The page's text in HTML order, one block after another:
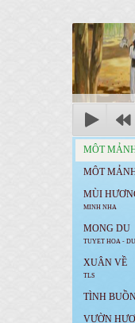
MÔT
MÔT
MÙI
MINH NHA
MONG DU
TUYET HOA -
XUÂN VỀ
TLS
TÌNH
VƯỜN